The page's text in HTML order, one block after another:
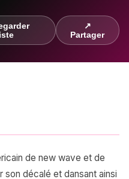
↗
Partager
de new wave et de
son décalé et dansant ainsi